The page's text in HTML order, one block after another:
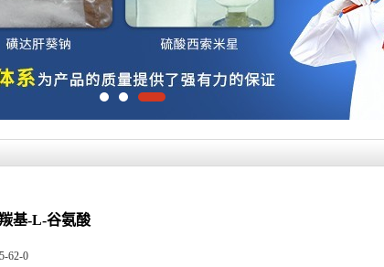
基-L-谷氨酸
62-0